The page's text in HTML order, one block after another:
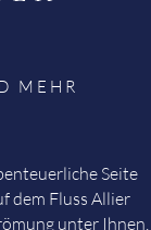
MEHR
Seite
dem Fluss Allier
unter Ihnen,